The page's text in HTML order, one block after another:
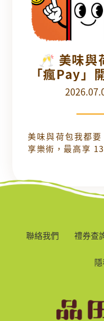
🥂 美味與
「瘋Pay」
最高享
美味與荷包我都
享樂術，最高享
聯絡我們 禮券查